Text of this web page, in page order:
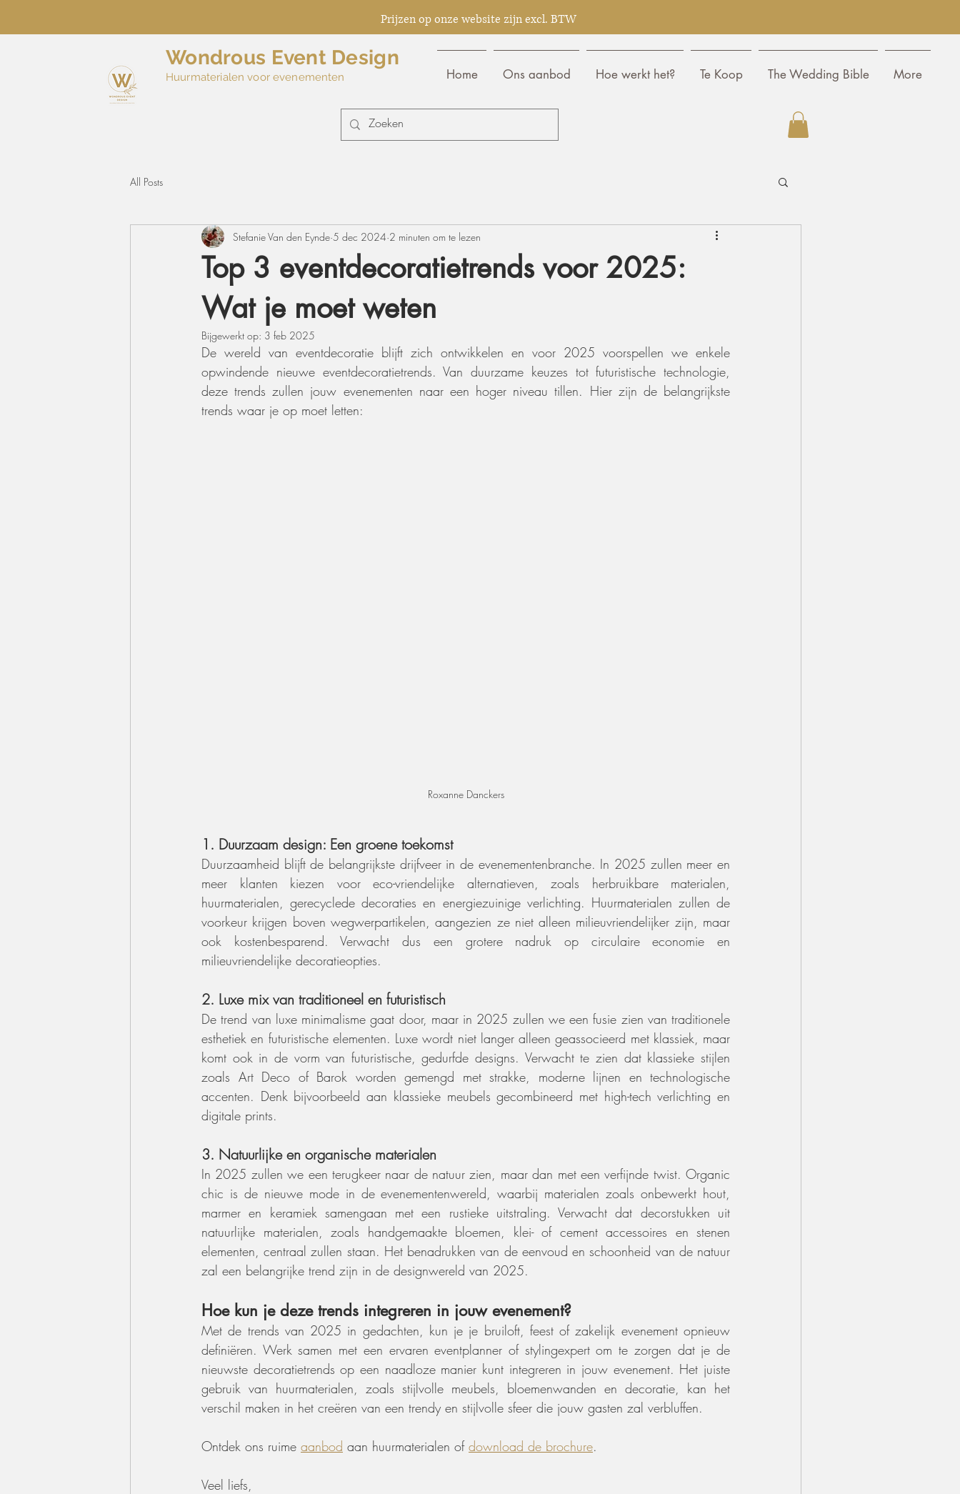
Prijzen op onze website zijn excl. BTW
Wondrous Event Design
Huurmaterialen voor evenementen Home Ons aanbod Hoe werkt het? Te Koop The Wedding Bible More
All Posts
Top 3 eventdecoratietrends voor 2025:
Wat je moet weten
Stefanie Van den Eynde 5 dec 2024 2 minuten om te lezen
Bijgewerkt op: 3 feb 2025
De wereld van eventdecoratie blijft zich ontwikkelen en voor 2025 voorspellen we enkele
opwindende nieuwe eventdecoratietrends. Van duurzame keuzes tot futuristische technologie,
deze trends zullen jouw evenementen naar een hoger niveau tillen. Hier zijn de belangrijkste
trends waar je op moet letten:
Roxanne Danckers
1. Duurzaam design: Een groene toekomst
Duurzaamheid blijft de belangrijkste drijfveer in de evenementenbranche. In 2025 zullen meer en
meer klanten kiezen voor eco-vriendelijke alternatieven, zoals herbruikbare materialen,
huurmaterialen, gerecyclede decoraties en energiezuinige verlichting. Huurmaterialen zullen de
voorkeur krijgen boven wegwerpartikelen, aangezien ze niet alleen milieuvriendelijker zijn, maar
ook kostenbesparend. Verwacht dus een grotere nadruk op circulaire economie en
milieuvriendelijke decoratieopties.
2. Luxe mix van traditioneel en futuristisch
De trend van luxe minimalisme gaat door, maar in 2025 zullen we een fusie zien van traditionele
esthetiek en futuristische elementen. Luxe wordt niet langer alleen geassocieerd met klassiek, maar
komt ook in de vorm van futuristische, gedurfde designs. Verwacht te zien dat klassieke stijlen
zoals Art Deco of Barok worden gemengd met strakke, moderne lijnen en technologische
accenten. Denk bijvoorbeeld aan klassieke meubels gecombineerd met high-tech verlichting en
digitale prints.
3. Natuurlijke en organische materialen
In 2025 zullen we een terugkeer naar de natuur zien, maar dan met een verfijnde twist. Organic
chic is de nieuwe mode in de evenementenwereld, waarbij materialen zoals onbewerkt hout,
marmer en keramiek samengaan met een rustieke uitstraling. Verwacht dat decorstukken uit
natuurlijke materialen, zoals handgemaakte bloemen, klei- of cement accessoires en stenen
elementen, centraal zullen staan. Het benadrukken van de eenvoud en schoonheid van de natuur
zal een belangrijke trend zijn in de designwereld van 2025.
Hoe kun je deze trends integreren in jouw evenement?
Met de trends van 2025 in gedachten, kun je je bruiloft, feest of zakelijk evenement opnieuw
definiëren. Werk samen met een ervaren eventplanner of stylingexpert om te zorgen dat je de
nieuwste decoratietrends op een naadloze manier kunt integreren in jouw evenement. Het juiste
gebruik van huurmaterialen, zoals stijlvolle meubels, bloemenwanden en decoratie, kan het
verschil maken in het creëren van een trendy en stijlvolle sfeer die jouw gasten zal verbluffen.
Ontdek ons ruime aanbod aan huurmaterialen of download de brochure.
Veel liefs,